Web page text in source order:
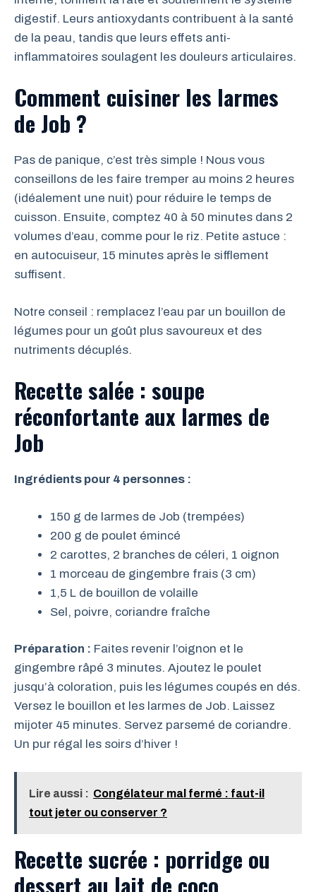
digestif. Leurs antioxydants contribuent à la santé
de la peau, tandis que leurs effets anti-
inflammatoires soulagent les douleurs articulaires.
Comment cuisiner les larmes
de Job ?
Pas de panique, c’est très simple ! Nous vous
conseillons de les faire tremper au moins 2 heures
(idéalement une nuit) pour réduire le temps de
cuisson. Ensuite, comptez 40 à 50 minutes dans 2
volumes d’eau, comme pour le riz. Petite astuce :
en autocuiseur, 15 minutes après le sifflement
suffisent.
Notre conseil : remplacez l’eau par un bouillon de
légumes pour un goût plus savoureux et des
nutriments décuplés.
Recette salée : soupe
réconfortante aux larmes de
Job
Ingrédients pour 4 personnes :
150 g de larmes de Job (trempées)
200 g de poulet émincé
2 carottes, 2 branches de céleri, 1 oignon
1 morceau de gingembre frais (3 cm)
1,5 L de bouillon de volaille
Sel, poivre, coriandre fraîche
Préparation : Faites revenir l’oignon et le
gingembre râpé 3 minutes. Ajoutez le poulet
jusqu’à coloration, puis les légumes coupés en dés.
Versez le bouillon et les larmes de Job. Laissez
mijoter 45 minutes. Servez parsemé de coriandre.
Un pur régal les soirs d’hiver !
Lire aussi : Congélateur mal fermé : faut-il
tout jeter ou conserver ?
Recette sucrée : porridge ou
dessert au lait de coco